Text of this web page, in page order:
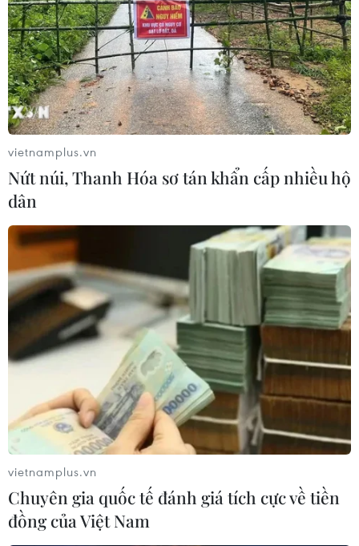
vietnamplus.vn
Nứt núi, Thanh Hóa sơ tán khẩn cấp nhiều hộ
dân
vietnamplus.vn
Chuyên gia quốc tế đánh giá tích cực về tiền
đồng của Việt Nam